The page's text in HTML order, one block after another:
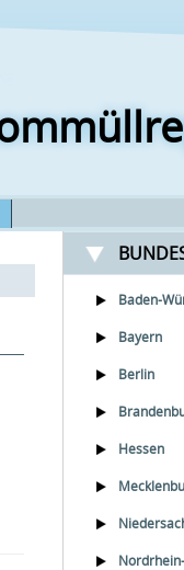
Baden-
Bayern
Berlin
Hessen